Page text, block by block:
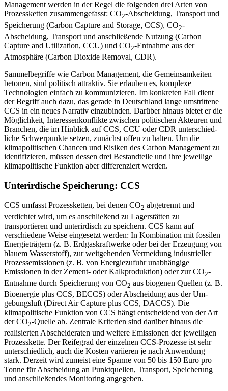
Management werden in der Regel die folgenden drei Arten von
Prozessketten zusammengefasst: CO2-Abscheidung, Transport und
Speicherung (Carbon Capture and Storage, CCS), CO2-
Abscheidung, Transport und anschließende Nutzung (Carbon
Capture and Utili­zation, CCU) und CO2-Entnahme aus der
Atmosphäre (Carbon Dioxide Removal, CDR).
Sammelbegriffe wie Carbon Management, die Gemeinsamkeiten
betonen, sind poli­tisch attraktiv. Sie erlauben es, komplexe
Technologien einfach zu kommunizieren. Im konkreten Fall dient
der Begriff auch dazu, das gerade in Deutschland lange umstrittene
CCS in ein neues Narrativ ein­zubinden. Darüber hinaus bietet er die
Möglichkeit, Interessenkonflikte zwischen politischen Akteuren und
Branchen, die im Hinblick auf CCS, CCU oder CDR unterschied­
liche Schwerpunkte setzen, zunächst offen zu halten. Um die
klimapolitischen Chancen und Risiken des Carbon Management zu
identifizieren, müssen dessen drei Bestandteile und ihre jeweilige
klimapolitische Funktion aber differenziert werden.
Unterirdische Speicherung: CCS
CCS umfasst Prozessketten, bei denen CO2 abgetrennt und
verdichtet wird, um es an­schließend zu Lagerstätten zu
transportieren und unterirdisch zu speichern. CCS kann auf
verschiedene Weise eingesetzt wer­den: In Kombination mit fossilen
Ener­gieträgern (z. B. Erdgaskraftwerke oder bei der Erzeugung von
blauem Wasserstoff), zur weitgehenden Vermeidung industrieller
Prozessemissionen (z. B. von Energiezufuhr unabhängige
Emissionen in der Zement- oder Kalkproduktion) oder zur CO2-
Ent­nahme durch Speicherung von CO2 aus bio­genen Quellen (z. B.
Bioenergie plus CCS, BECCS) oder Abscheidung aus der Um­
gebungsluft (Direct Air Capture plus CCS, DACCS). Die
klimapolitische Funktion von CCS hängt entscheidend von der Art
der CO2-Quelle ab. Zentrale Kriterien sind da­rüber hinaus die
realisierten Abscheide­raten und weitere Emissionen der jeweiligen
Prozesskette. Der Reifegrad der einzel­nen CCS-Prozesse ist sehr
unterschiedlich, auch die Kosten variieren je nach Anwen­dung
stark. Derzeit wird zumeist eine Spanne von 50 bis 150 Euro pro
Tonne für Abscheidung an Punktquellen, Transport, Speicherung
und anschließendes Monitoring angegeben.